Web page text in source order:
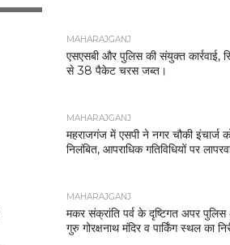
MAHARAJGANJ
एसएसबी और पुलिस की संयुक्त कार्रवाई,
से 38 पैकेट चरस जब्त।
MAHARAJGANJ
महराजगंज में एसपी ने नगर चौकी इंचार्ज
निलंबित, आपराधिक गतिविधियों पर
MAHARAJGANJ
मकर संक्रांति पर्व के दृष्टिगत अपर पुलिस
गुरु गोरक्षनाथ मंदिर व पार्किंग स्थल का